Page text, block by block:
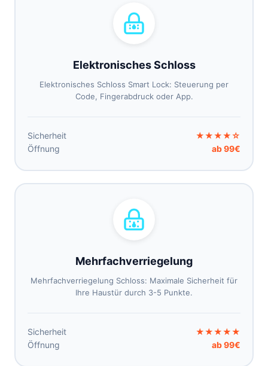
Elektronisches Schloss
Elektronisches Schloss Smart Lock: Steuerung per
Code, Fingerabdruck oder App.
Sicherheit
★★★★☆
Öffnung
ab 99€
Mehrfachverriegelung
Mehrfachverriegelung Schloss: Maximale Sicherheit für
Ihre Haustür durch 3-5 Punkte.
Sicherheit
★★★★★
Öffnung
ab 99€